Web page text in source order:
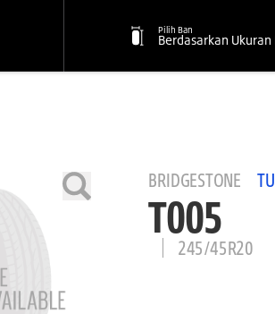
Pilih Ban
Berdasarkan Ukuran
BRIDGESTONE
T005
245/45R20